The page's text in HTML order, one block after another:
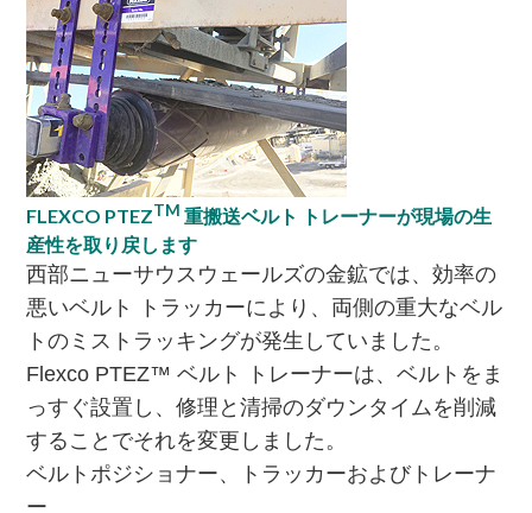
FLEXCO PTEZTM 重搬送ベルト トレーナーが現場の生
産性を取り戻します
西部ニューサウスウェールズの金鉱では、効率の
悪いベルト トラッカーにより、両側の重大なベル
トのミストラッキングが発生していました。
Flexco PTEZ™ ベルト トレーナーは、ベルトをま
っすぐ設置し、修理と清掃のダウンタイムを削減
することでそれを変更しました。​
ベルトポジショナー、トラッカーおよびトレーナ
ー